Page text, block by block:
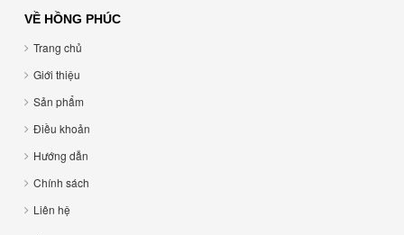
VỀ HỒNG PHÚC
Trang chủ
Giới thiệu
Sản phẩm
Điều khoản
Hướng dẫn
Chính sách
Liên hệ